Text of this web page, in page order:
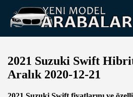
2021 Suzuki Swift
Aralık 2020-12-21